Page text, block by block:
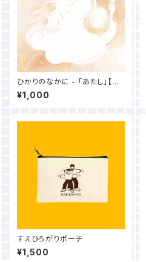
ひかりのなかに - 「あたし」【デ
ジタルコンテンツ】
¥1,000
すえひろがりポーチ
¥1,500